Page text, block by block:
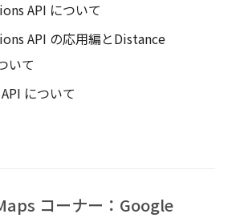
API について
API の応用編とDistance
いて
について
コーナー：Google